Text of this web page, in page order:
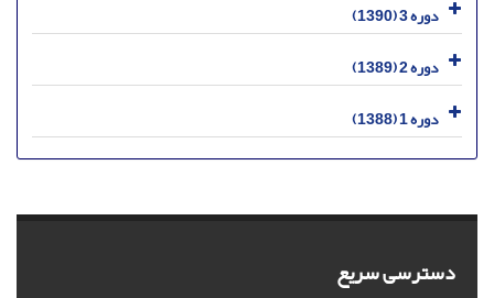
دوره 3 (1390)
دوره 2 (1389)
دوره 1 (1388)
دسترسی سریع